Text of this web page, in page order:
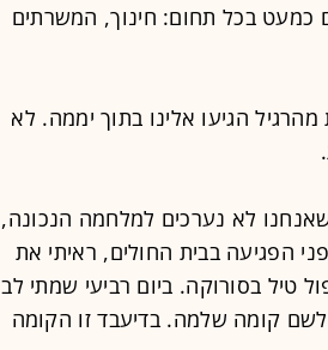
כמעט בכל תחום: חינוך, המשרתים
מהרגיל הגיעו אלינו בתוך יממה. לא
לא נערכים למלחמה הנכונה,
הפגיעה בבית החולים, ראיתי את
טיל בסורוקה. ביום רביעי שמתי לב
לשם קומה שלמה. בדיעבד זו הקומה